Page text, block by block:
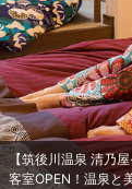
【筑後川温泉 清乃
客室OPEN！温泉と